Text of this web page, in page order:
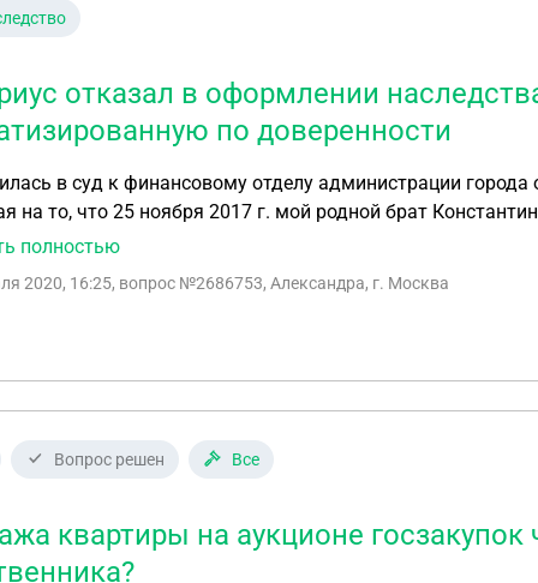
отказал в оформлении
по доверенности
в суд к финансовому отделу администрации города
ноября 2017 г. мой родной брат Константин выдал мне доверенность на приватизацию его
29 ноября 2017г. вместе с необходимыми документами
в 19 час. 20 мин. брат умер. Других родственников, кроме
обратилась, было отказано в выдаче свидетельства о праве на наследство.
полностью
2020, 16:25, вопрос №2686753, Александра, г. Москва
Вопрос решен Все
квартиры на аукционе госзакупок